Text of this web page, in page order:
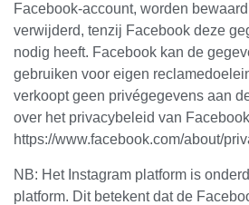
Facebook-account, worden
verwijderd, tenzij Facebook deze
nodig heeft. Facebook kan de
gebruiken voor eigen
verkoopt geen privégegevens aan
over het privacybeleid van
https://www.facebook.com/about/
NB: Het Instagram platform is
platform. Dit betekent dat de